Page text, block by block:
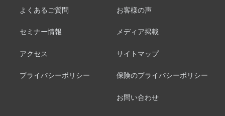
よくあるご質問 お客様の声
セミナー情報 メディア掲載
アクセス サイトマップ
プライバシーポリシー 保険のプライバシーポリシー
お問い合わせ